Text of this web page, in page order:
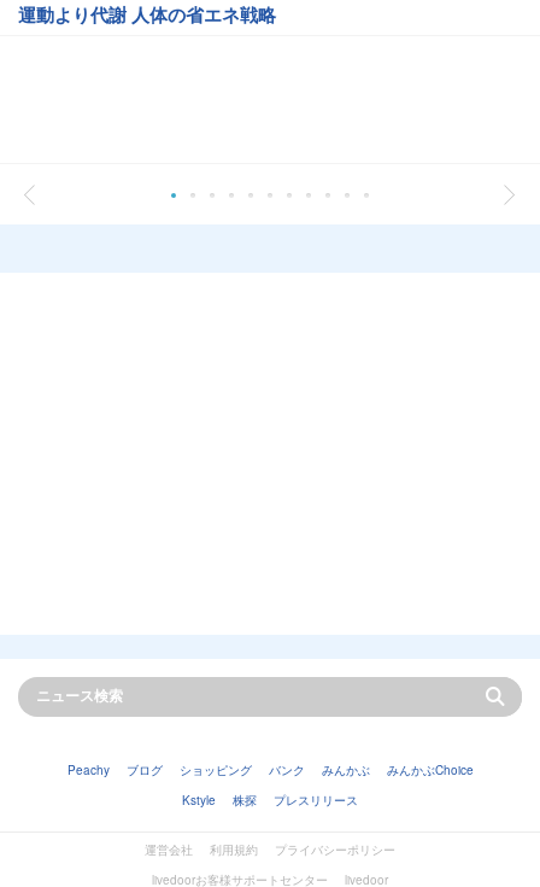
運動より代謝 人体の省エネ戦略
Peachy ブログ ショッピング バンク みんかぶ
みんかぶChoice
Kstyle
株探 プレスリリース
運営会社 利用規約
プライバシーポリシー
livedoorお客様サポートセンター
livedoor